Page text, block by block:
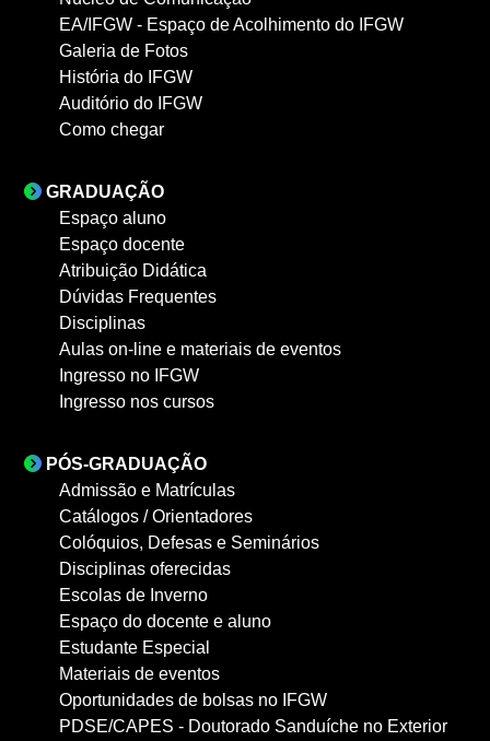
EA/IFGW - Espaço de Acolhimento do IFGW
Galeria de Fotos
História do IFGW
Auditório do IFGW
Como chegar
GRADUAÇÃO
Espaço aluno
Espaço docente
Atribuição Didática
Dúvidas Frequentes
Disciplinas
Aulas on-line e materiais de eventos
Ingresso no IFGW
Ingresso nos cursos
PÓS-GRADUAÇÃO
Admissão e Matrículas
Catálogos / Orientadores
Colóquios, Defesas e Seminários
Disciplinas oferecidas
Escolas de Inverno
Espaço do docente e aluno
Estudante Especial
Materiais de eventos
Oportunidades de bolsas no IFGW
PDSE/CAPES - Doutorado Sanduíche no Exterior